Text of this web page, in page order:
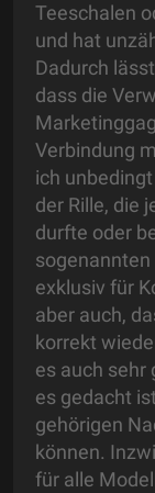
Teeschalen
und hat
Dadurch
dass die
Verbindung
ich
der Rille, die
durfte oder
sogenannten
exklusiv für
aber auch,
korrekt
es auch sehr
es gedacht
gehörigen
können.
für alle